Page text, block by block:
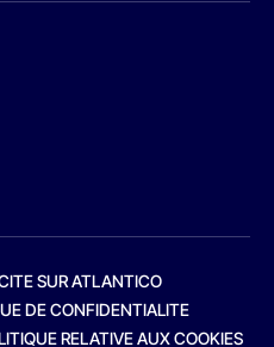
SUR ATLANTICO
DE CONFIDENTIALITE
RELATIVE AUX COOKIES